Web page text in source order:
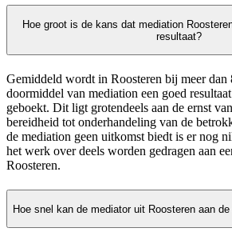
Hoe groot is de kans dat mediation
resultaat?
Gemiddeld wordt in Roosteren bij meer dan
doormiddel van mediation een goed
geboekt. Dit ligt grotendeels aan de ernst
bereidheid tot onderhandeling van de
de mediation geen uitkomst biedt is er nog
het werk over deels worden gedragen aan
Roosteren.
Hoe snel kan de mediator uit Roosteren aan